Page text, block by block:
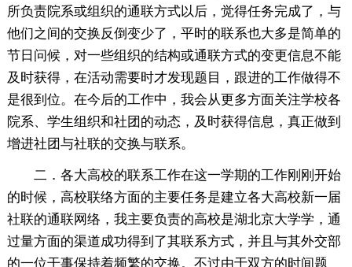
所负责院系或组织的通联方式以后，觉得任务完成了，与
他们之间的交换反倒变少了，平时的联系也大多是简单的
节日问候，对一些组织的结构或通联方式的变更信息不能
及时获得，在活动需要时才发现题目，跟进的工作做得不
是很到位。在今后的工作中，我会从更多方面关注学校各
院系、学生组织和社团的动态，及时获得信息，真正做到
增进社团与社联的交换与联系。
二．各大高校的联系工作在这一学期的工作刚刚开始
的时候，高校联络方面的主要任务是建立各大高校新一届
社联的通联网络，我主要负责的高校是湖北京大学学，通
过量方面的渠道成功得到了其联系方式，并且与其外交部
的一位干事保持着频繁的交换。不过由于双方的时间题